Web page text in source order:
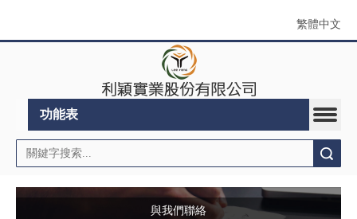
繁體中文
功能表
與我們聯絡